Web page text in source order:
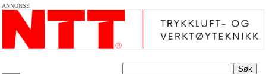
ANNONSE
Søk